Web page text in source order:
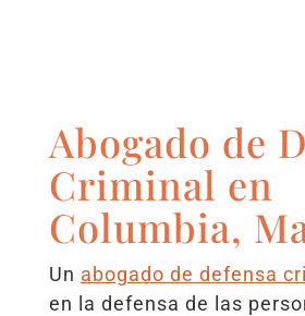
Abogado de
Criminal en
Columbia,
Un abogado de defensa
en la defensa de las